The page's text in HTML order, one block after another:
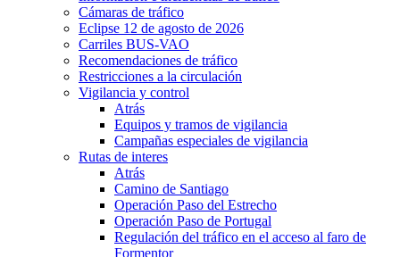
Cámaras de tráfico
Eclipse 12 de agosto de 2026
Carriles BUS-VAO
Recomendaciones de tráfico
Restricciones a la circulación
Vigilancia y control
Atrás
Equipos y tramos de vigilancia
Campañas especiales de vigilancia
Rutas de interes
Atrás
Camino de Santiago
Operación Paso del Estrecho
Operación Paso de Portugal
Regulación del tráfico en el acceso al faro de
Formentor